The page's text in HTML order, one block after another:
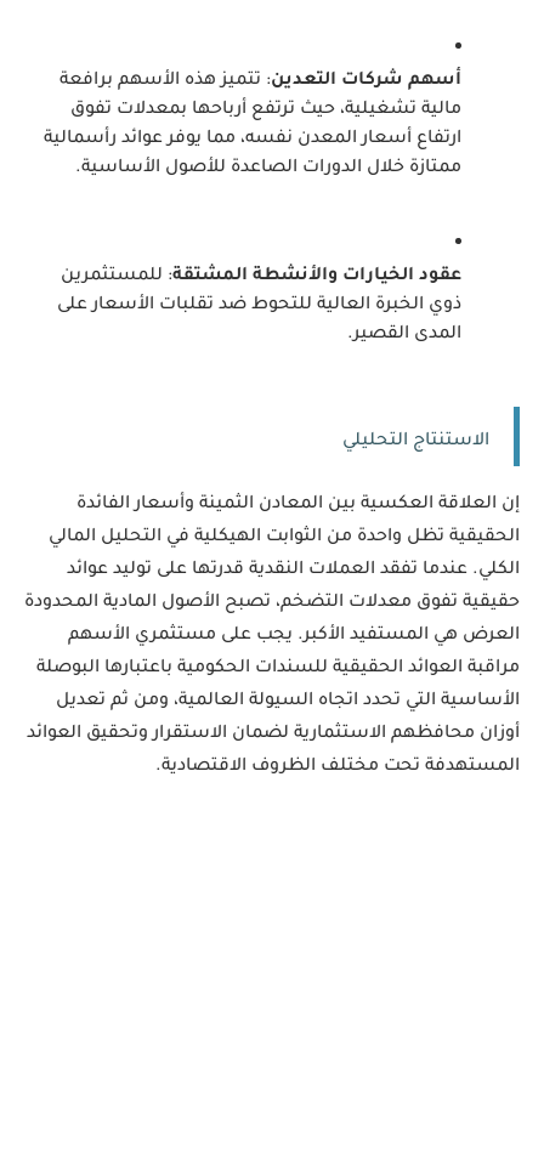
أسهم شركات التعدين
ممتازة خلال الدورات الصاعدة للأصول الأساسية.
عقود الخيارات والأنشطة المشتقة
المدى القصير.
الاستنتاج التحليلي
المستهدفة تحت مختلف الظروف الاقتصادية.